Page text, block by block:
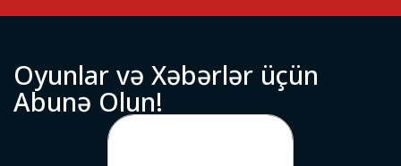
Oyunlarvə Xəbərlər üçün
Abunə Olun!